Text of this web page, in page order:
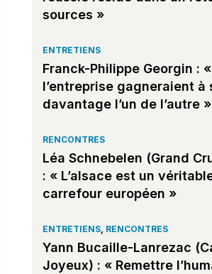
sources »
ENTRETIENS
Franck-Philippe Georgin : «
l’entreprise gagneraient à
davantage l’un de l’autre »
RENCONTRES
Léa Schnebelen (Grand
: « L’alsace est un
carrefour européen »
ENTRETIENS, RENCONTRES
Yann Bucaille-Lanrezac
Joyeux) : « Remettre